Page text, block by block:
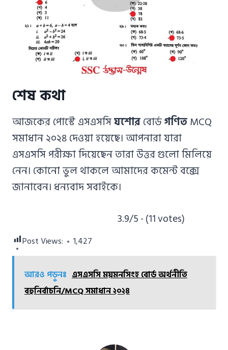
শেষ কথা
আজকের পোস্টে এসএসসিযশোরবোর্ডগণিতMCQ
সমাধান ২০২৪ দেওয়া হয়েছে। আপনারা যারা
এসএসসি পরীক্ষা দিয়েছেন তারা উত্তর গুলো মিলিয়ে
নেন। কোনো ভুল থাকলে আমাদের কমেন্ট বক্সে
জানাবেন। ধন্যবাদ সবাইকে।
3.9/5 - (11 votes)
Post Views: 1,427
আরও পড়ুনঃ এসএসসি ময়মনসিংহ বোর্ড অর্থনীতি
বহুনির্বাচনি/MCQ সমাধান ২০২৪